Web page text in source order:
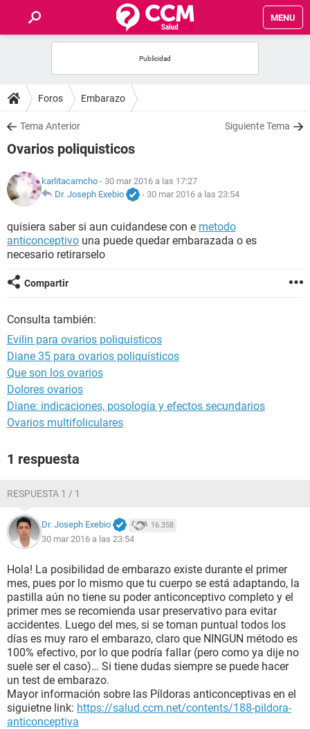
MENU
FOROS
SALUD
NUTRICIÓN
BIENESTAR
Foros Embarazo
Tema Anterior Siguiente Tema
Ovarios poliquisticos
karlitacamcho - 30 mar 2016 a las 17:27
Dr. Joseph Exebio
- 30 mar 2016 a las 23:54
quisiera saber si aun cuidandese con e metodo
anticonceptivo una puede quedar embarazada o es
necesario retirarselo
Compartir
Consulta también:
Evilin para ovarios poliquisticos
Diane 35 para ovarios poliquísticos
Que son los ovarios
Dolores ovarios
Diane: indicaciones, posología y efectos secundarios
Ovarios multifoliculares
1 respuesta
RESPUESTA 1 / 1
Dr. Joseph Exebio 16.358
30 mar 2016 a las 23:54
Hola! La posibilidad de embarazo existe durante el primer
mes, pues por lo mismo que tu cuerpo se está adaptando, la
pastilla aún no tiene su poder anticonceptivo completo y el
primer mes se recomienda usar preservativo para evitar
accidentes. Luego del mes, si se toman puntual todos los
días es muy raro el embarazo, claro que NINGUN método es
100% efectivo, por lo que podría fallar (pero como ya dije no
suele ser el caso)… Si tiene dudas siempre se puede hacer
un test de embarazo.
Mayor información sobre las Píldoras anticonceptivas en el
siguietne link: https://salud.ccm.net/contents/188-pildora-
anticonceptiva